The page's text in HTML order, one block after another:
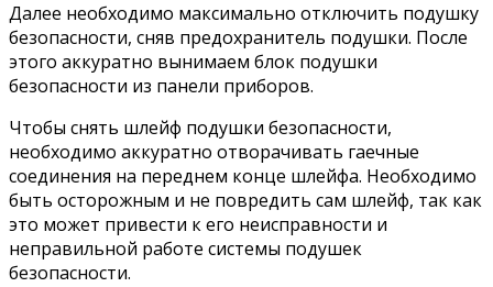
Далее необходимо максимально отключить подушку
безопасности, сняв предохранитель подушки. После
этого аккуратно вынимаем блок подушки
безопасности из панели приборов.
Чтобы снять шлейф подушки безопасности,
необходимо аккуратно отворачивать гаечные
соединения на переднем конце шлейфа. Необходимо
быть осторожным и не повредить сам шлейф, так как
это может привести к его неисправности и
неправильной работе системы подушек
безопасности.